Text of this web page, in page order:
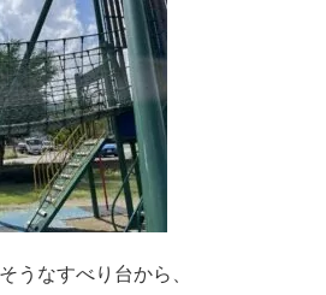
うなすべり台から、